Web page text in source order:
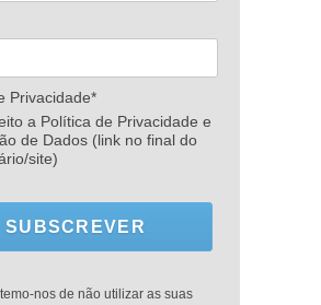
Privacidade*
a Política de Privacidade e
de Dados (link no final do
site)
SUBSCREVER
nos de não utilizar as suas